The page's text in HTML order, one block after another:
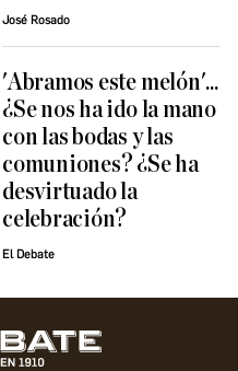
José Rosado
'Abramos este melón'...
¿Se nos ha ido la mano
con las bodas y las
comuniones? ¿Se ha
desvirtuado la
celebración?
El Debate